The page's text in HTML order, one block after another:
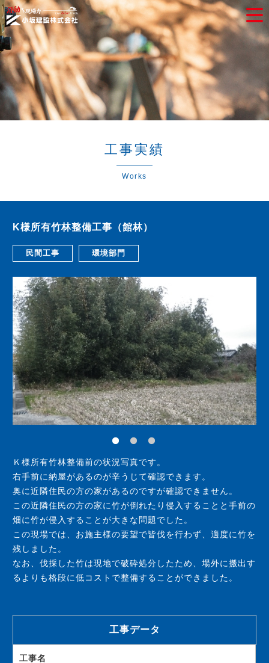
工事実績
Works
K様所有竹林整備工事（館林）
民間工事 環境部門
Ｋ様所有竹林整備前の状況写真です。
右手前に納屋があるのが辛うじて確認できます。
奥に近隣住民の方の家があるのですが確認できません。
この近隣住民の方の家に竹が倒れたり侵入することと手前の
畑に竹が侵入することが大きな問題でした。
この現場では、お施主様の要望で皆伐を行わず、適度に竹を
残しました。
なお、伐採した竹は現地で破砕処分したため、場外に搬出す
るよりも格段に低コストで整備することができました。
工事データ
工事名